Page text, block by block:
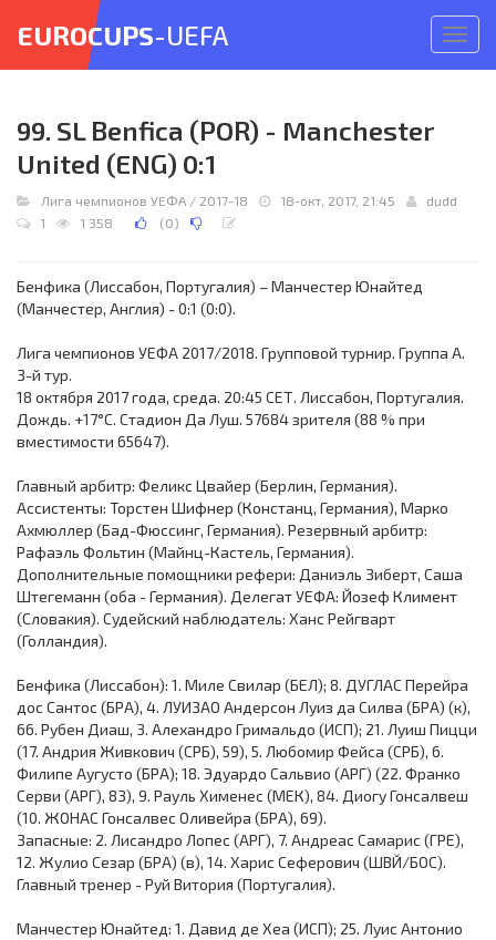
меню
EUROCUPS-UEFA
99. SL Benfica (POR) - Manchester
United (ENG) 0:1
Лига чемпионов УЕФА / 2017-18 18-окт, 2017, 21:45
dudd
1
1 358 (0)
Бенфика (Лиссабон, Португалия) – Манчестер Юнайтед
(Манчестер, Англия) - 0:1 (0:0).
Лига чемпионов УЕФА 2017/2018. Групповой турнир. Группа A.
3-й тур.
18 октября 2017 года, среда. 20:45 СЕТ. Лиссабон, Португалия.
Дождь. +17°C. Стадион Да Луш. 57684 зрителя (88 % при
вместимости 65647).
Главный арбитр: Феликс Цвайер (Берлин, Германия).
Ассистенты: Торстен Шифнер (Констанц, Германия), Марко
Ахмюллер (Бад-Фюссинг, Германия). Резервный арбитр:
Рафаэль Фольтин (Майнц-Кастель, Германия).
Дополнительные помощники рефери: Даниэль Зиберт, Саша
Штегеманн (оба - Германия). Делегат УЕФА: Йозеф Климент
(Словакия). Судейский наблюдатель: Ханс Рейгварт
(Голландия).
Бенфика (Лиссабон): 1. Миле Свилар (БЕЛ); 8. ДУГЛАС Перейра
дос Сантос (БРА), 4. ЛУИЗАО Андерсон Луиз да Силва (БРА) (к),
66. Рубен Диаш, 3. Алехандро Гримальдо (ИСП); 21. Луиш Пицци
(17. Андрия Живкович (СРБ), 59), 5. Любомир Фейса (СРБ), 6.
Филипе Аугусто (БРА); 18. Эдуардо Сальвио (АРГ) (22. Франко
Серви (АРГ), 83), 9. Рауль Хименес (МЕК), 84. Диогу Гонсалвеш
(10. ЖОНАС Гонсалвес Оливейра (БРА), 69).
Запасные: 2. Лисандро Лопес (АРГ), 7. Андреас Самарис (ГРЕ),
12. Жулио Сезар (БРА) (в), 14. Харис Сеферович (ШВЙ/БОС).
Главный тренер - Руй Витория (Португалия).
Манчестер Юнайтед: 1. Давид де Хеа (ИСП); 25. Луис Антонио